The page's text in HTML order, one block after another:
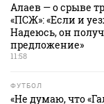
Алаев — о срыве
«ПСЖ»: «Если и
Надеюсь, он
предложение»
11:58
ФУТБОЛ
«Не думаю, что